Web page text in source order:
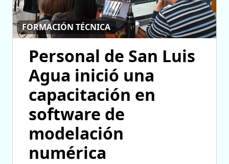
FORMACIÓN TÉCNICA
Personal de San Luis
Agua inició una
capacitación en
software de
modelación
numérica